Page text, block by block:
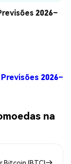
2026–
2026–
na